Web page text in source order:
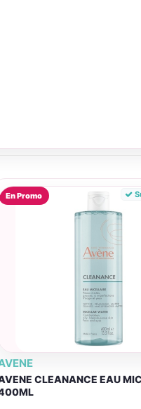
En Promo
CLEANANCE EAU